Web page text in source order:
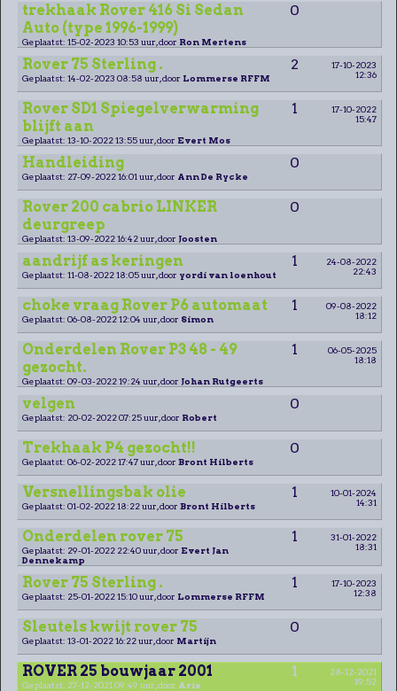
trekhaak Rover 416 Si Sedan
Auto (type 1996-1999)
0
Geplaatst: 15-02-2023 10:53 uur, door Ron Mertens
Rover 75 Sterling . 2
17-10-2023
12:36
Geplaatst: 14-02-2023 08:58 uur, door Lommerse RFFM
Rover SD1 Spiegelverwarming
blijft aan
1
17-10-2022
15:47
Geplaatst: 13-10-2022 13:55 uur, door Evert Mos
Handleiding 0
Geplaatst: 27-09-2022 16:01 uur, door Ann De Rycke
Rover 200 cabrio LINKER
deurgreep
0
Geplaatst: 13-09-2022 16:42 uur, door Joosten
aandrijf as keringen 1
24-08-2022
22:43
Geplaatst: 11-08-2022 18:05 uur, door yordi van loenhout
choke vraag Rover P6 automaat 1
09-08-2022
18:12
Geplaatst: 06-08-2022 12:04 uur, door Simon
Onderdelen Rover P3 48 - 49
gezocht.
1
06-05-2025
18:18
Geplaatst: 09-03-2022 19:24 uur, door Johan Rutgeerts
velgen 0
Geplaatst: 20-02-2022 07:25 uur, door Robert
Trekhaak P4 gezocht!! 0
Geplaatst: 06-02-2022 17:47 uur, door Bront Hilberts
Versnellingsbak olie 1
10-01-2024
14:31
Geplaatst: 01-02-2022 18:22 uur, door Bront Hilberts
Onderdelen rover 75 1
31-01-2022
18:31
Geplaatst: 29-01-2022 22:40 uur, door Evert Jan
Dennekamp
Rover 75 Sterling . 1
17-10-2023
12:38
Geplaatst: 25-01-2022 15:10 uur, door Lommerse RFFM
Sleutels kwijt rover 75 0
Geplaatst: 13-01-2022 16:22 uur, door Martijn
ROVER 25 bouwjaar 2001 1
28-12-2021
19:52
Geplaatst: 27-12-2021 09:49 uur, door Arie